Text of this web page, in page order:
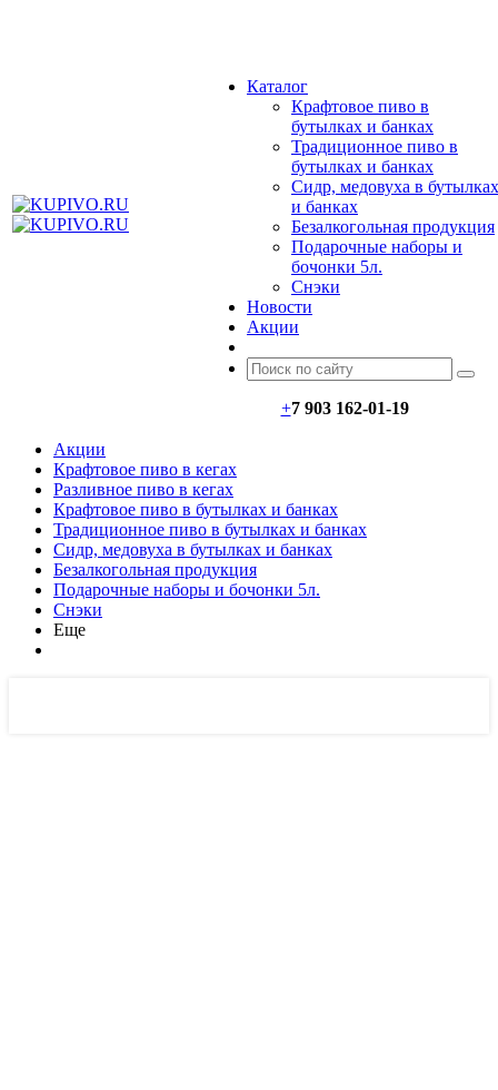
Каталог
Крафтовое пиво в
бутылках и банках
Традиционное пиво в
бутылках и банках
Сидр, медовуха в бутылках
и банках
Безалкогольная продукция
Подарочные наборы и
бочонки 5л.
Снэки
Новости
Акции
+7 903 162-01-19
Акции
Крафтовое пиво в кегах
Разливное пиво в кегах
Крафтовое пиво в бутылках и банках
Традиционное пиво в бутылках и банках
Сидр, медовуха в бутылках и банках
Безалкогольная продукция
Подарочные наборы и бочонки 5л.
Снэки
Еще